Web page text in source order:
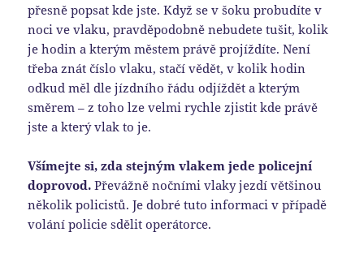
přesně popsat kde jste. Když se v šoku probudíte v
noci ve vlaku, pravděpodobně nebudete tušit, kolik
je hodin a kterým městem právě projíždíte. Není
třeba znát číslo vlaku, stačí vědět, v kolik hodin
odkud měl dle jízdního řádu odjíždět a kterým
směrem – z toho lze velmi rychle zjistit kde právě
jste a který vlak to je.
Všímejte si, zda stejným vlakem jede policejní
doprovod. Převážně nočními vlaky jezdí většinou
několik policistů. Je dobré tuto informaci v případě
volání policie sdělit operátorce.